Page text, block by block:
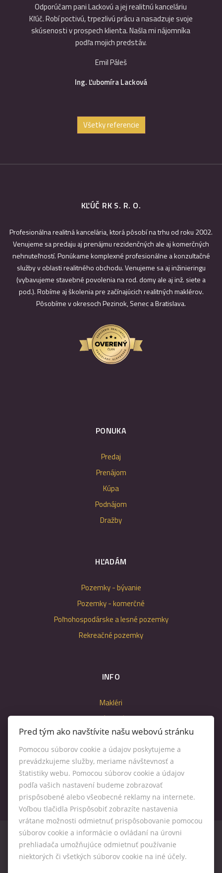
Odporúčam pani Lackovú a jej realitnú kanceláriu
Kľúč. Robí poctivú, trpezlivú prácu a nasadzuje svoje
skúsenosti v prospech klienta. Našla mi nájomníka
podľa mojich predstáv.
Emil Páleš
Ing. Ľubomíra Lacková
Všetky referencie
KĽÚČ RK S. R. O.
Profesionálna realitná kancelária, ktorá pôsobí na trhu od roku 2002.
Venujeme sa predaju aj prenájmu rezidenčných ale aj komerčných
nehnuteľností. Ponúkame komplexné profesionálne a konzultačné
služby v oblasti realitného obchodu. Venujeme sa aj inžinieringu
(vybavujeme stavebné povolenia na rod. domy ale aj inž. siete a
pod.). Robíme aj školenia pre začínajúcich realitných maklérov.
Pôsobíme v okresoch Pezinok, Senec a Bratislava.
PONUKA
Predaj
Prenájom
Kúpa
Podnájom
Dražby
HĽADÁM
Pozemky - bývanie
Pozemky - komerčné
Poľnohospodárske a lesné pozemky
Rekreačné pozemky
INFO
Makléri
Napíšte nám
Kontakt
Nastavenie cookies
Pred tým ako navštívite našu webovú stránku
Pomocou súborov cookie a údajov poskytujeme a
prevádzkujeme služby, meriame návštevnosť a
štatistiky webu. Pomocou súborov cookie a údajov
podľa vašich nastavení budeme zobrazovať
prispôsobené alebo všeobecné reklamy na internete.
Voľbou tlačidla Prispôsobiť zobrazíte nastavenia
vrátane možnosti odmietnuť prispôsobovanie pomocou
súborov cookie a informácie o ovládaní na úrovni
prehliadača umožňujúce odmietnuť používanie
niektorých či všetkých súborov cookie na iné účely.